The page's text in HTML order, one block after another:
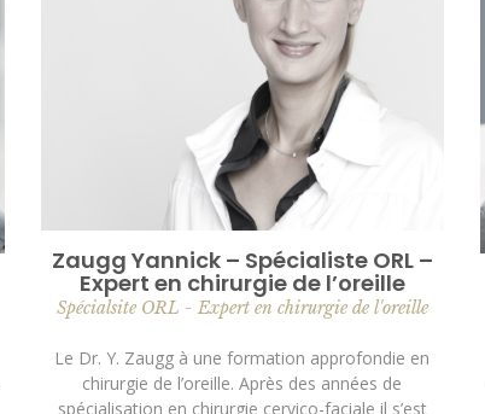
Zaugg Yannick – Spécialiste ORL –
Expert en chirurgie de l’oreille
Spécialsite ORL - Expert en chirurgie de l'oreille
Le Dr. Y. Zaugg à une formation approfondie en
chirurgie de l’oreille. Après des années de
spécialisation en chirurgie cervico-faciale il s’est